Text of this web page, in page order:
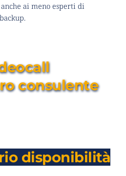
ai meno esperti di
consulente
disponibilità